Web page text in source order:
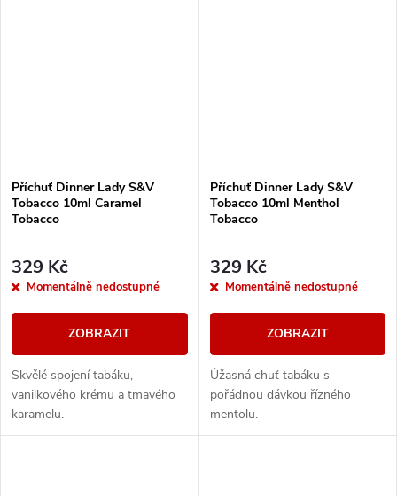
Příchuť Dinner Lady S&V
Tobacco 10ml Caramel
Tobacco
329 Kč
Momentálně nedostupné
ZOBRAZIT
Skvělé spojení tabáku,
vanilkového krému a tmavého
karamelu.
Příchuť Dinner Lady S&V
Tobacco 10ml Menthol
Tobacco
329 Kč
Momentálně nedostupné
ZOBRAZIT
Úžasná chuť tabáku s
pořádnou dávkou řízného
mentolu.